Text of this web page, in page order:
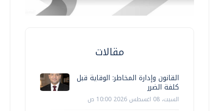
مقالات
القانون وإدارة المخاطر: الوقاية قبل
كلفة الضرر
السبت، 08 اغسطس 2026 10:00 ص